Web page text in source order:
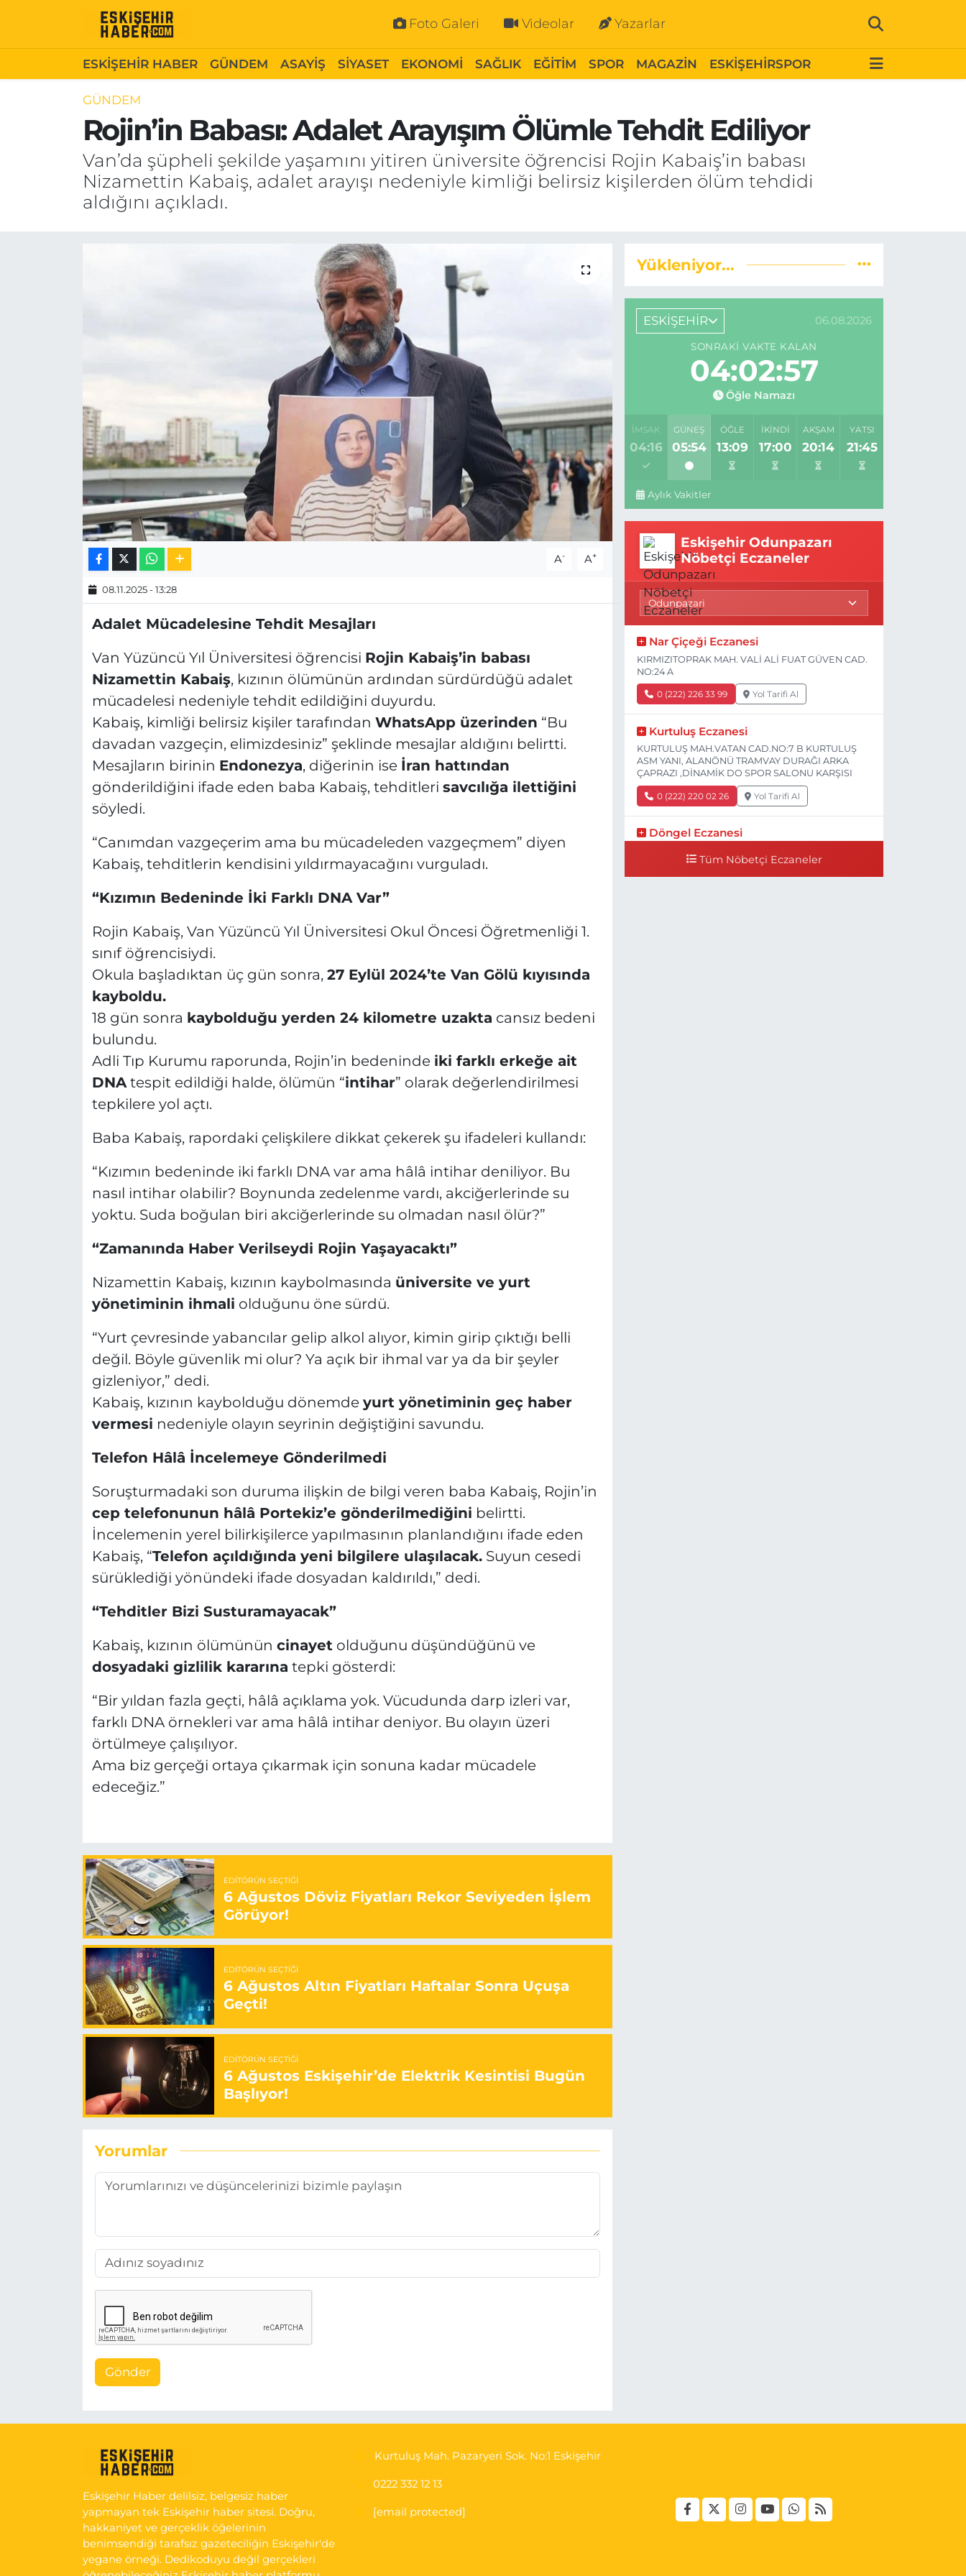
Foto Galeri Videolar Yazarlar
ESKİŞEHİR HABER GÜNDEM ASAYİŞ SİYASET EKONOMİ SAĞLIK EĞİTİM SPOR MAGAZİN ESKİŞEHİRSPOR
GÜNDEM
Rojin’in Babası: Adalet Arayışım Ölümle Tehdit Ediliyor
Van’da şüpheli şekilde yaşamını yitiren üniversite öğrencisi Rojin Kabaiş’in babası
Nizamettin Kabaiş, adalet arayışı nedeniyle kimliği belirsiz kişilerden ölüm tehdidi
aldığını açıkladı.
A- A+
08.11.2025 - 13:28
Adalet Mücadelesine Tehdit Mesajları
Van Yüzüncü Yıl Üniversitesi öğrencisi Rojin Kabaiş’in babası
Nizamettin Kabaiş, kızının ölümünün ardından sürdürdüğü adalet
mücadelesi nedeniyle tehdit edildiğini duyurdu.
Kabaiş, kimliği belirsiz kişiler tarafından WhatsApp üzerinden “Bu
davadan vazgeçin, elimizdesiniz” şeklinde mesajlar aldığını belirtti.
Mesajların birinin Endonezya, diğerinin ise İran hattından
gönderildiğini ifade eden baba Kabaiş, tehditleri savcılığa ilettiğini
söyledi.
“Canımdan vazgeçerim ama bu mücadeleden vazgeçmem” diyen
Kabaiş, tehditlerin kendisini yıldırmayacağını vurguladı.
“Kızımın Bedeninde İki Farklı DNA Var”
Rojin Kabaiş, Van Yüzüncü Yıl Üniversitesi Okul Öncesi Öğretmenliği 1.
sınıf öğrencisiydi.
Okula başladıktan üç gün sonra, 27 Eylül 2024’te Van Gölü kıyısında
kayboldu.
18 gün sonra kaybolduğu yerden 24 kilometre uzakta cansız bedeni
bulundu.
Adli Tıp Kurumu raporunda, Rojin’in bedeninde iki farklı erkeğe ait
DNAtespit edildiği halde, ölümün “intihar” olarak değerlendirilmesi
tepkilere yol açtı.
Baba Kabaiş, rapordaki çelişkilere dikkat çekerek şu ifadeleri kullandı:
“Kızımın bedeninde iki farklı DNA var ama hâlâ intihar deniliyor. Bu
nasıl intihar olabilir? Boynunda zedelenme vardı, akciğerlerinde su
yoktu. Suda boğulan biri akciğerlerinde su olmadan nasıl ölür?”
“Zamanında Haber Verilseydi Rojin Yaşayacaktı”
Nizamettin Kabaiş, kızının kaybolmasında üniversite ve yurt
yönetiminin ihmali olduğunu öne sürdü.
“Yurt çevresinde yabancılar gelip alkol alıyor, kimin girip çıktığı belli
değil. Böyle güvenlik mi olur? Ya açık bir ihmal var ya da bir şeyler
gizleniyor,” dedi.
Kabaiş, kızının kaybolduğu dönemde yurt yönetiminin geç haber
vermesi nedeniyle olayın seyrinin değiştiğini savundu.
Telefon Hâlâ İncelemeye Gönderilmedi
Soruşturmadaki son duruma ilişkin de bilgi veren baba Kabaiş, Rojin’in
cep telefonunun hâlâ Portekiz’e gönderilmediğini belirtti.
İncelemenin yerel bilirkişilerce yapılmasının planlandığını ifade eden
Kabaiş, “Telefon açıldığında yeni bilgilere ulaşılacak.Suyun cesedi
sürüklediği yönündeki ifade dosyadan kaldırıldı,” dedi.
“Tehditler Bizi Susturamayacak”
Kabaiş, kızının ölümünün cinayet olduğunu düşündüğünü ve
dosyadaki gizlilik kararına tepki gösterdi:
“Bir yıldan fazla geçti, hâlâ açıklama yok. Vücudunda darp izleri var,
farklı DNA örnekleri var ama hâlâ intihar deniyor. Bu olayın üzeri
örtülmeye çalışılıyor.
Ama biz gerçeği ortaya çıkarmak için sonuna kadar mücadele
edeceğiz.”
EDITÖRÜN SEÇTIĞI
6 Ağustos Döviz Fiyatları Rekor Seviyeden İşlem
Görüyor!
EDITÖRÜN SEÇTIĞI
6 Ağustos Altın Fiyatları Haftalar Sonra Uçuşa
Geçti!
EDITÖRÜN SEÇTIĞI
6 Ağustos Eskişehir’de Elektrik Kesintisi Bugün
Başlıyor!
Yorumlar
Gönder
Yükleniyor...
ESKİŞEHİR 06.08.2026
SONRAKI VAKTE KALAN
04:02:56
Öğle Namazı
İMSAK
04:16
GÜNEŞ
05:54
ÖĞLE
13:09
İKINDI
17:00
AKŞAM
20:14
YATSI
21:45
Aylık Vakitler
Eskişehir Odunpazarı
Nöbetçi Eczaneler
Nar Çiçeği Eczanesi
KIRMIZITOPRAK MAH. VALİ ALİ FUAT GÜVEN CAD.
NO:24 A
0 (222) 226 33 99 Yol Tarifi Al
Kurtuluş Eczanesi
KURTULUŞ MAH.VATAN CAD.NO:7 B KURTULUŞ
ASM YANI, ALANÖNÜ TRAMVAY DURAĞI ARKA
ÇAPRAZI ,DİNAMİK DO SPOR SALONU KARŞISI
0 (222) 220 02 26 Yol Tarifi Al
Döngel Eczanesi
300 mt ilerisi bim markete kadar sol tarafı
Tüm Nöbetçi Eczaneler
Eskişehir Haber delilsiz, belgesiz haber
yapmayan tek Eskişehir haber sitesi. Doğru,
hakkaniyet ve gerçeklik öğelerinin
benimsendiği tarafsız gazeteciliğin Eskişehir'de
yegane örneği. Dedikoduyu değil gerçekleri
Kurtuluş Mah. Pazaryeri Sok. No:1 Eskişehir
0222 332 12 13
[email protected]
ESKİŞEHİR HABER
GÜNDEM
SİYASET
EKONOMİ
Gizlilik Politikası
Hakkımızda
İletişim
Odunpazarı Hava Durumu
Odunpazarı Trafik Yoğunluk Haritası
Süper Lig Puan Durumu ve Fikstür
Tüm Manşetler
Son Dakika Haberleri